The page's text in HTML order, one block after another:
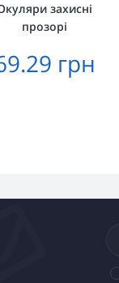
захисні
прозорі
грн